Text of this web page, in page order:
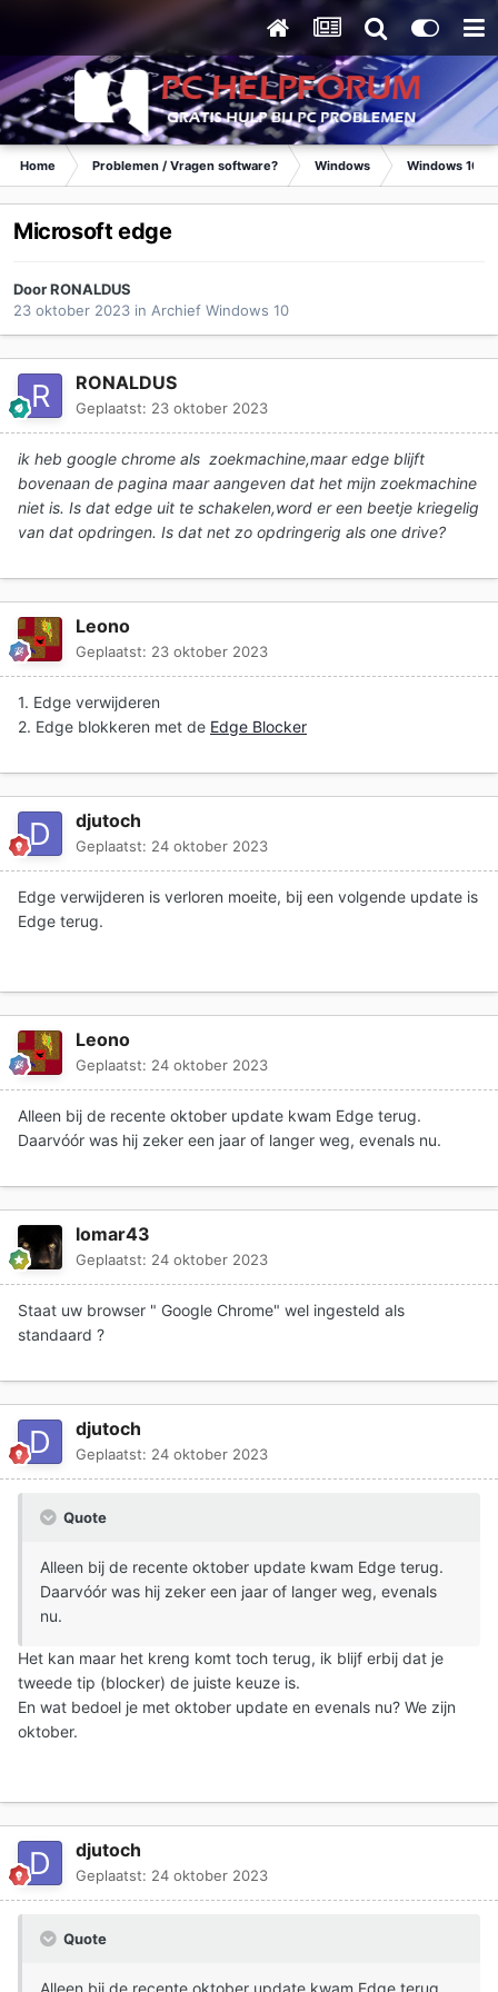
Home Problemen / Vragen software? Windows Windows 10
Microsoft edge
DoorRONALDUS
23 oktober 2023 in Archief Windows 10
RONALDUS
Geplaatst: 23 oktober 2023
ik heb google chrome als zoekmachine,maar edge blijft
bovenaan de pagina maar aangeven dat het mijn zoekmachine
niet is. Is dat edge uit te schakelen,word er een beetje kriegelig
van dat opdringen. Is dat net zo opdringerig als one drive?
Leono
Geplaatst: 23 oktober 2023
1. Edge verwijderen
2. Edge blokkeren met de Edge Blocker
djutoch
Geplaatst: 24 oktober 2023
Edge verwijderen is verloren moeite, bij een volgende update is
Edge terug.
Leono
Geplaatst: 24 oktober 2023
Alleen bij de recente oktober update kwam Edge terug.
Daarvóór was hij zeker een jaar of langer weg, evenals nu.
lomar43
Geplaatst: 24 oktober 2023
Staat uw browser " Google Chrome" wel ingesteld als
standaard ?
djutoch
Geplaatst: 24 oktober 2023
Quote
Alleen bij de recente oktober update kwam Edge terug.
Daarvóór was hij zeker een jaar of langer weg, evenals
nu.
Het kan maar het kreng komt toch terug, ik blijf erbij dat je
tweede tip (blocker) de juiste keuze is.
En wat bedoel je met oktober update en evenals nu? We zijn
oktober.
djutoch
Geplaatst: 24 oktober 2023
Quote